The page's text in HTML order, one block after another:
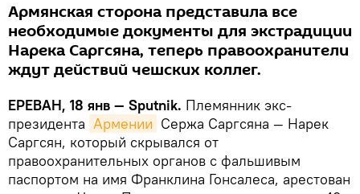
Армянская сторона представила все
необходимые документы для экстрадиции
Нарека Саргсяна, теперь правоохранители
ждут действий чешских коллег.
ЕРЕВАН, 18 янв — Sputnik. Племянник экс-
президента Армении Сержа Саргсяна — Нарек
Саргсян, который скрывался от
правоохранительных органов с фальшивым
паспортом на имя Франклина Гонсалеса, арестован